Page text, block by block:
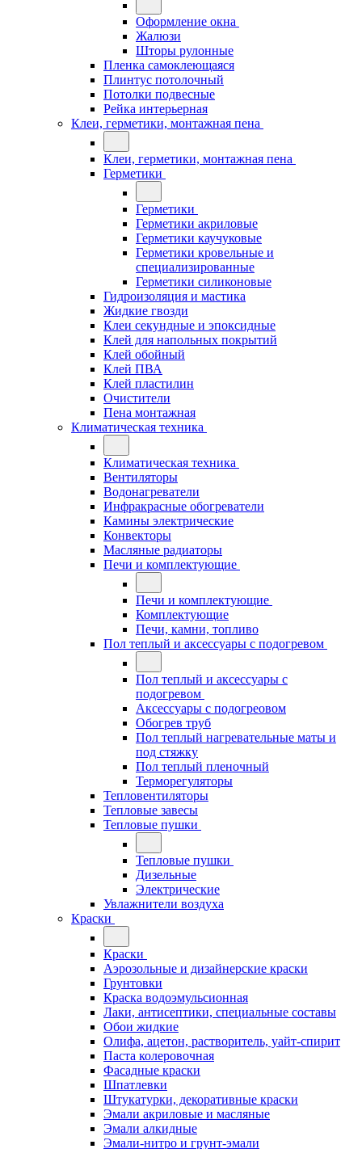
Оформление окна
Жалюзи
Шторы рулонные
Пленка самоклеющаяся
Плинтус потолочный
Потолки подвесные
Рейка интерьерная
Клеи, герметики, монтажная пена
Клеи, герметики, монтажная пена
Герметики
Герметики
Герметики акриловые
Герметики каучуковые
Герметики кровельные и
специализированные
Герметики силиконовые
Гидроизоляция и мастика
Жидкие гвозди
Клеи секундные и эпоксидные
Клей для напольных покрытий
Клей обойный
Клей ПВА
Клей пластилин
Очистители
Пена монтажная
Климатическая техника
Климатическая техника
Вентиляторы
Водонагреватели
Инфракрасные обогреватели
Камины электрические
Конвекторы
Масляные радиаторы
Печи и комплектующие
Печи и комплектующие
Комплектующие
Печи, камни, топливо
Пол теплый и аксессуары с подогревом
Пол теплый и аксессуары с
подогревом
Аксессуары с подогреовом
Обогрев труб
Пол теплый нагревательные маты и
под стяжку
Пол теплый пленочный
Терморегуляторы
Тепловентиляторы
Тепловые завесы
Тепловые пушки
Тепловые пушки
Дизельные
Электрические
Увлажнители воздуха
Краски
Краски
Аэрозольные и дизайнерские краски
Грунтовки
Краска водоэмульсионная
Лаки, антисептики, специальные составы
Обои жидкие
Олифа, ацетон, растворитель, уайт-спирит
Паста колеровочная
Фасадные краски
Шпатлевки
Штукатурки, декоративные краски
Эмали акриловые и масляные
Эмали алкидные
Эмали-нитро и грунт-эмали